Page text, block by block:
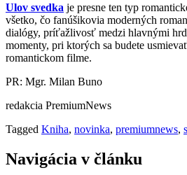
Ulov svedka je presne ten typ
všetko, čo fanúšikovia moderných
dialógy, príťažlivosť medzi hlavnými
momenty, pri ktorých sa budete
romantickom filme.
PR: Mgr. Milan Buno
redakcia PremiumNews
Tagged Kniha, novinka, premiumnews,
Navigácia v článku